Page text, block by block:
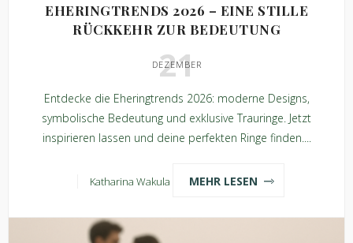
EHERINGTRENDS 2026 – EINE STILLE
RÜCKKEHR ZUR BEDEUTUNG
21
DEZEMBER
Entdecke die Eheringtrends 2026: moderne Designs,
symbolische Bedeutung und exklusive Trauringe. Jetzt
inspirieren lassen und deine perfekten Ringe finden....
Katharina Wakula MEHR LESEN